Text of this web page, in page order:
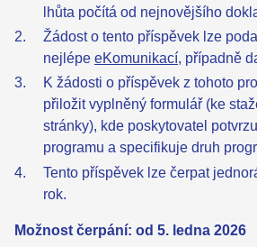
lhůta počítá od nejnovějšího
Žádost o tento příspěvek lze
nejlépe eKomunikací, případně
K žádosti o příspěvek z tohoto
přiložit vyplněný formulář (ke
stránky), kde poskytovatel
programu a specifikuje druh
Tento příspěvek lze čerpat
rok.
Možnost čerpání: od 5. ledna 2026